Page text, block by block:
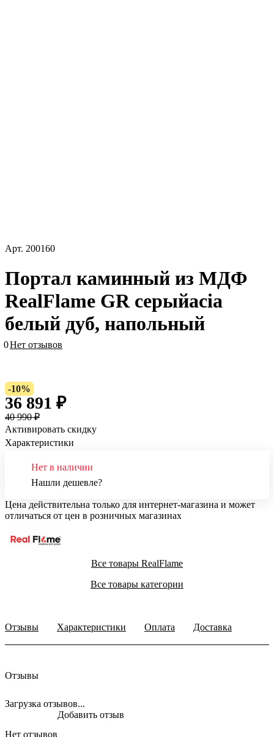
Арт. 200160
Портал каминный из МДФ
RealFlame GR серыйacia
белый дуб, напольный
0Нет отзывов
-10%
36 891 ₽
40 990 ₽
Активировать скидку
Характеристики
Нет в наличии
Нашли дешевле?
Цена действительна только для интернет-магазина и может
отличаться от цен в розничных магазинах
Все товары RealFlame
Все товары категории
Отзывы Характеристики Оплата Доставка
Отзывы
Загрузка отзывов...
Нет отзывов
Добавить отзыв